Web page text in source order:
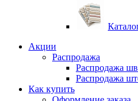
Акции
Распродажа
Распродажа
Распродажа
Как купить